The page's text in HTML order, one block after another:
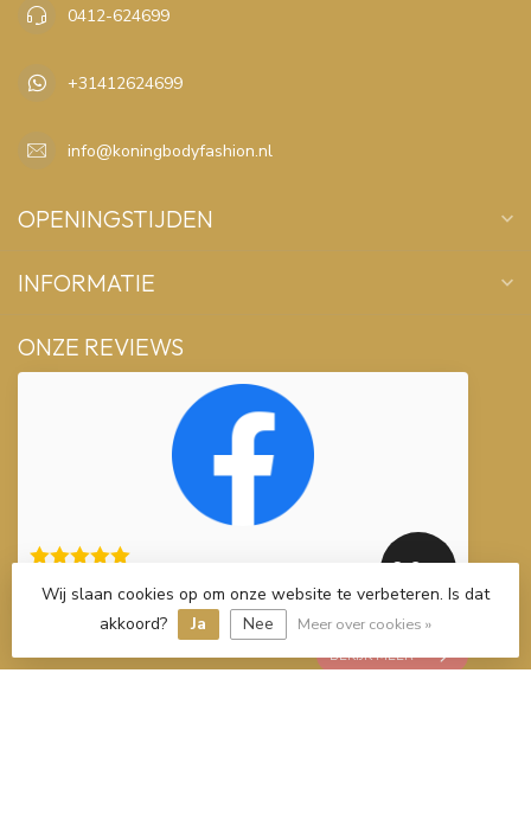
0412-624699
+31412624699
info@koningbodyfashion.nl
OPENINGSTIJDEN
INFORMATIE
ONZE REVIEWS
103 beoordelingen
9.0
BEKIJK MEER
Wij slaan cookies op om onze website te verbeteren. Is dat
akkoord?
Ja Nee Meer over cookies »